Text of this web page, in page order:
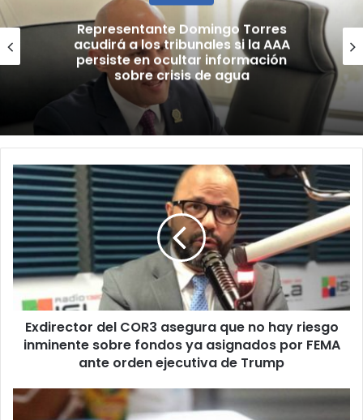
Gobierno
Cardiovascular confirma que
nueva escala salarial sería
retroactiva al 1 de julio
Exdirector
del
COR3
asegura
que
no
hay
riesgo
inminente
sobre
fondos
por
Exdirector del COR3 asegura que no hay riesgo
inminente sobre fondos ya asignados por FEMA
ante orden ejecutiva de Trump
Denuncian